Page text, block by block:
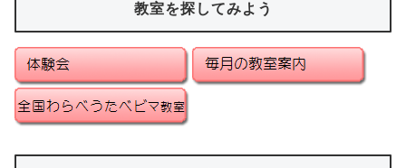
教室を探してみよう